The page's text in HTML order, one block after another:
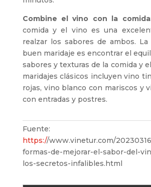
Combine el vino con la
comida y el vino es una
realzar los sabores de ambos.
buen maridaje es encontrar el
sabores y texturas de la comida y
maridajes clásicos incluyen vino
rojas, vino blanco con mariscos y
con entradas y postres.
Fuente:
https://www.vinetur.com/
formas-de-mejorar-el-sabor-del-
los-secretos-infalibles.html